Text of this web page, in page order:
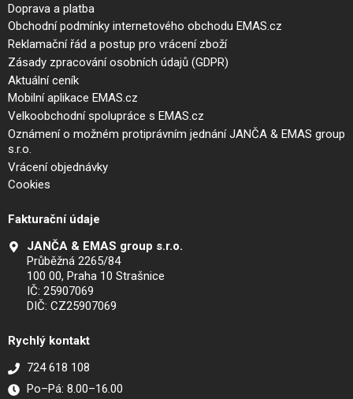
Doprava a platba
Obchodní podmínky internetového obchodu EMAS.cz
Reklamační řád a postup pro vrácení zboží
Zásady zpracování osobních údajů (GDPR)
Aktuální ceník
Mobilní aplikace EMAS.cz
Velkoobchodní spolupráce s EMAS.cz
Oznámení o možném protiprávním jednání JANČA & EMAS group
s.r.o.
Vrácení objednávky
Cookies
Fakturační údaje
JANČA & EMAS group s.r.o.
Průběžná 2265/84
100 00, Praha 10 Strašnice
IČ: 25907069
DIČ: CZ25907069
Rychlý kontakt
724 618 108
Po–Pá: 8.00–16.00